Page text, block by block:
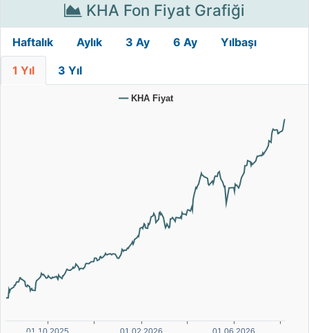
KHA Fon Fiyat Grafiği
Haftalık Aylık 3 Ay 6 Ay Yılbaşı
1 Yıl 3 Yıl